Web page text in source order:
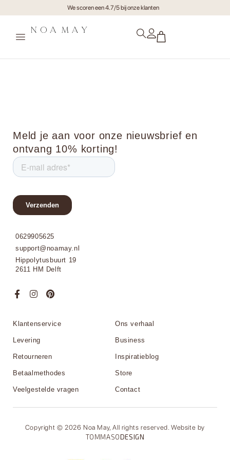
We scoren een 4.7/5 bij onze klanten
Meld je aan voor onze nieuwsbrief en
ontvang 10% korting!
0629905625
support@noamay.nl
Hippolytusbuurt 19
2611 HM Delft
Klantenservice
Levering
Retourneren
Betaalmethodes
Veelgestelde vragen
Ons verhaal
Business
Inspiratieblog
Store
Contact
Copyright © 2026 Noa May, All rights reserved. Website by
TOMMASODESIGN